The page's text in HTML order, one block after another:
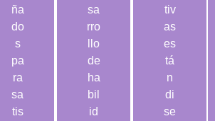
ña
do
s
pa
ra
sa
tis
sa
rro
llo
de
ha
bil
id
tiv
as
es
tá
n
di
se